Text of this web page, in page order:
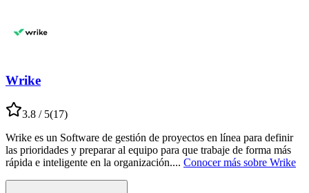
Wrike
3.8 / 5(17)
Wrike es un Software de gestión de proyectos en línea para definir
las prioridades y preparar al equipo para que trabaje de forma más
rápida e inteligente en la organización.... Conocer más sobre Wrike